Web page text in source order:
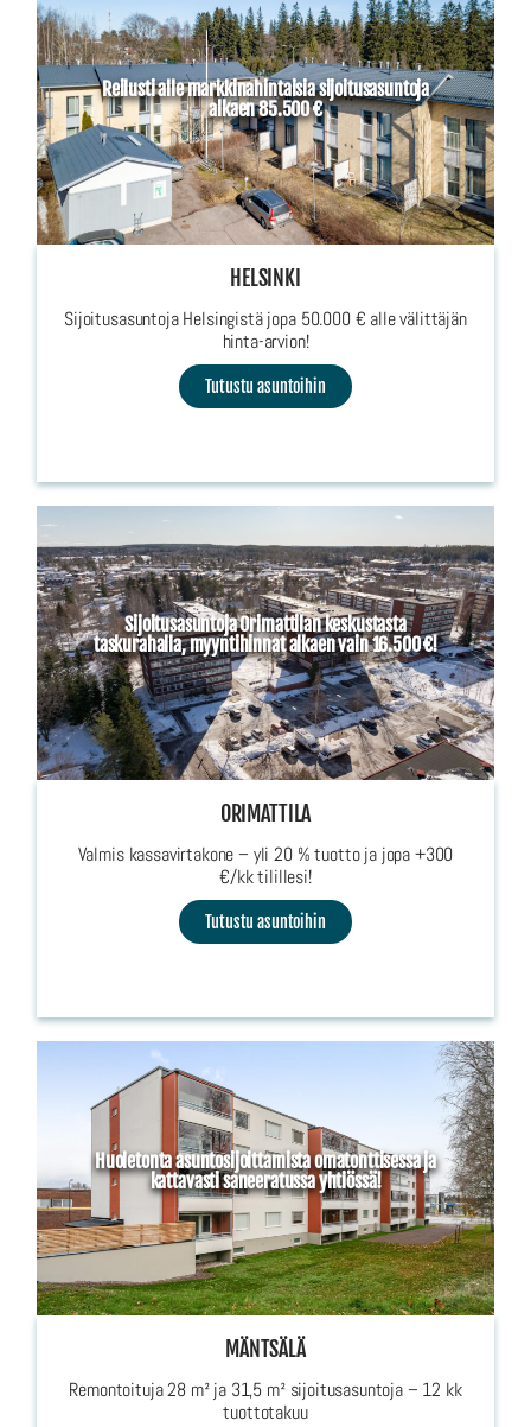
Reilusti alle markkinahintaisia sijoitusasuntoja
alkaen 85.500 €
HELSINKI
Sijoitusasuntoja Helsingistä jopa 50.000 € alle välittäjän
hinta-arvion!
Tutustu asuntoihin
Sijoitusasuntoja Orimattilan keskustasta
taskurahalla, myyntihinnat alkaen vain 16.500 €!
ORIMATTILA
Valmis kassavirtakone – yli 20 % tuotto ja jopa +300
€/kk tilillesi!
Tutustu asuntoihin
Huoletonta asuntosijoittamista omatonttisessa ja
kattavasti saneeratussa yhtiössä!
MÄNTSÄLÄ
Remontoituja 28 m² ja 31,5 m² sijoitusasuntoja – 12 kk
tuottotakuu